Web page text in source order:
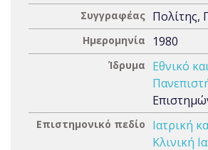
Συγγραφέας Πολίτης,
Ημερομηνία 1980
Ίδρυμα
Εθνικό
Επιστημονικό πεδίο Ιατρική
Κλινική